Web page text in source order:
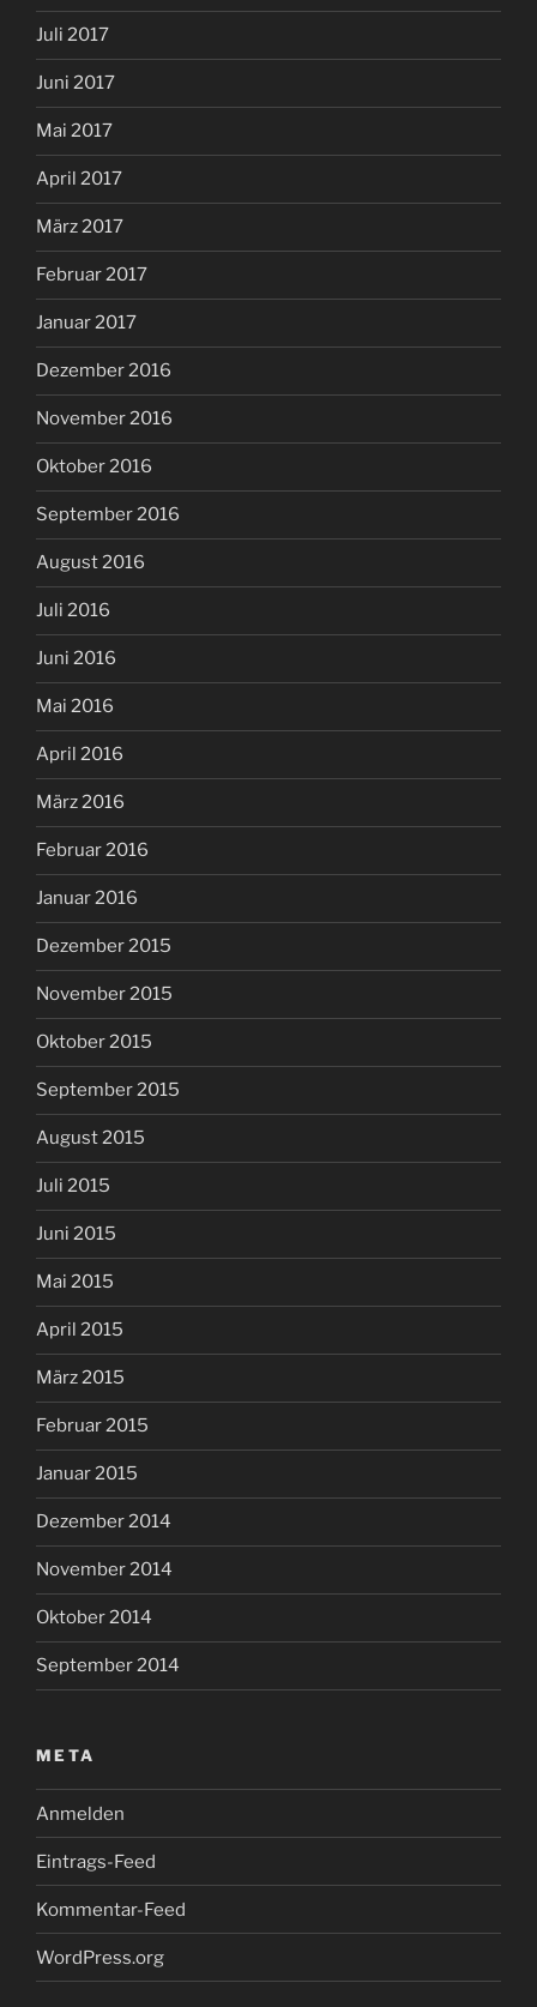
Juli 2017
Juni 2017
Mai 2017
April 2017
März 2017
Februar 2017
Januar 2017
Dezember 2016
November 2016
Oktober 2016
September 2016
August 2016
Juli 2016
Juni 2016
Mai 2016
April 2016
März 2016
Februar 2016
Januar 2016
Dezember 2015
November 2015
Oktober 2015
September 2015
August 2015
Juli 2015
Juni 2015
Mai 2015
April 2015
März 2015
Februar 2015
Januar 2015
Dezember 2014
November 2014
Oktober 2014
September 2014
META
Anmelden
Eintrags-Feed
Kommentar-Feed
WordPress.org